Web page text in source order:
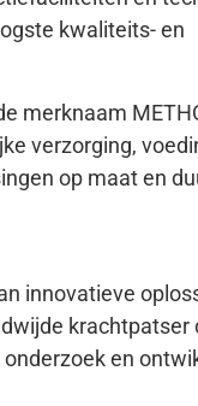
kwaliteits- en
merknaam
verzorging,
op maat en
innovatieve
krachtpatser
en